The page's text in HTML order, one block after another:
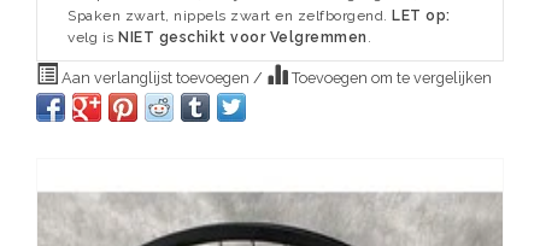
Spaken zwart, nippels zwart en zelfborgend. LET op:
velg is NIET geschikt voor Velgremmen .
Aan verlanglijst toevoegen / Toevoegen om te vergelijken